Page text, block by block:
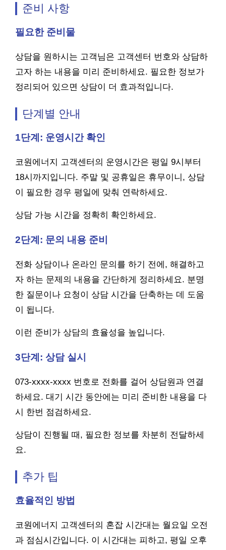
준비 사항
필요한 준비물
상담을 원하시는 고객님은 고객센터 번호와 상담하
고자 하는 내용을 미리 준비하세요. 필요한 정보가
정리되어 있으면 상담이 더 효과적입니다.
단계별 안내
1단계: 운영시간 확인
코원에너지 고객센터의 운영시간은 평일 9시부터
18시까지입니다. 주말 및 공휴일은 휴무이니, 상담
이 필요한 경우 평일에 맞춰 연락하세요.
상담 가능 시간을 정확히 확인하세요.
2단계: 문의 내용 준비
전화 상담이나 온라인 문의를 하기 전에, 해결하고
자 하는 문제의 내용을 간단하게 정리하세요. 분명
한 질문이나 요청이 상담 시간을 단축하는 데 도움
이 됩니다.
이런 준비가 상담의 효율성을 높입니다.
3단계: 상담 실시
073-xxxx-xxxx 번호로 전화를 걸어 상담원과 연결
하세요. 대기 시간 동안에는 미리 준비한 내용을 다
시 한번 점검하세요.
상담이 진행될 때, 필요한 정보를 차분히 전달하세
요.
추가 팁
효율적인 방법
코원에너지 고객센터의 혼잡 시간대는 월요일 오전
과 점심시간입니다. 이 시간대는 피하고, 평일 오후